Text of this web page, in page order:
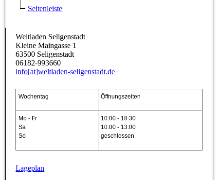
Seitenleiste
Weltladen Seligenstadt
Kleine Maingasse 1
63500 Seligenstadt
06182-993660
info[at]weltladen-seligenstadt.de
Wochentag Öffnungszeiten
Mo - Fr
Sa
So
10:00 - 18:30
10:00 - 13:00
geschlossen
Lageplan